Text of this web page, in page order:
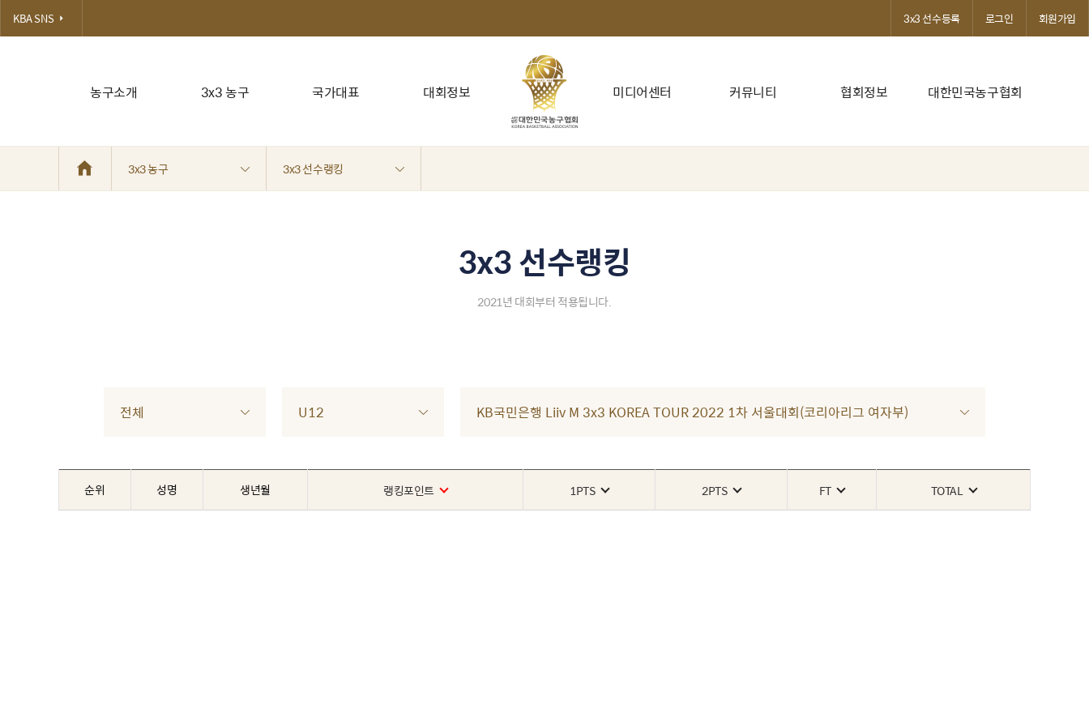
농구소개 3x3 농구 국가대표 대회정보 미디어센터 커뮤니티 협회정보 대한민국농구협회
KBA SNS 3x3 선수등록 로그인 회원가입
3x3 농구 3x3 선수랭킹
3x3 선수랭킹
2021년 대회부터 적용됩니다.
전체 U12 KB국민은행 Liiv M 3x3 KOREA TOUR 2022 1차 서울대회(코리아리그 여자부)
순위 성명 생년월 랭킹포인트 1PTS 2PTS FT TOTAL